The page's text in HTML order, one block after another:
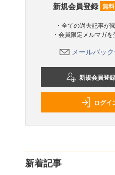
新規会員登録 無料
・全ての過去記事が
・会員限定メルマガ
メールバッ
新規会員登録
ログイ
新着記事